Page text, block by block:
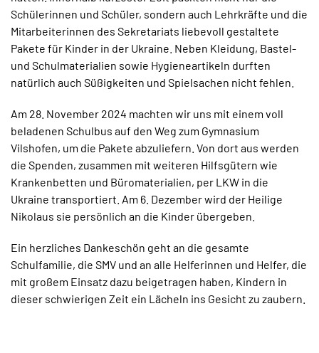
Schülerinnen und Schüler, sondern auch Lehrkräfte und die
Mitarbeiterinnen des Sekretariats liebevoll gestaltete
Pakete für Kinder in der Ukraine. Neben Kleidung, Bastel-
und Schulmaterialien sowie Hygieneartikeln durften
natürlich auch Süßigkeiten und Spielsachen nicht fehlen.
Am 28. November 2024 machten wir uns mit einem voll
beladenen Schulbus auf den Weg zum Gymnasium
Vilshofen, um die Pakete abzuliefern. Von dort aus werden
die Spenden, zusammen mit weiteren Hilfsgütern wie
Krankenbetten und Büromaterialien, per LKW in die
Ukraine transportiert. Am 6. Dezember wird der Heilige
Nikolaus sie persönlich an die Kinder übergeben.
Ein herzliches Dankeschön geht an die gesamte
Schulfamilie, die SMV und an alle Helferinnen und Helfer, die
mit großem Einsatz dazu beigetragen haben, Kindern in
dieser schwierigen Zeit ein Lächeln ins Gesicht zu zaubern.